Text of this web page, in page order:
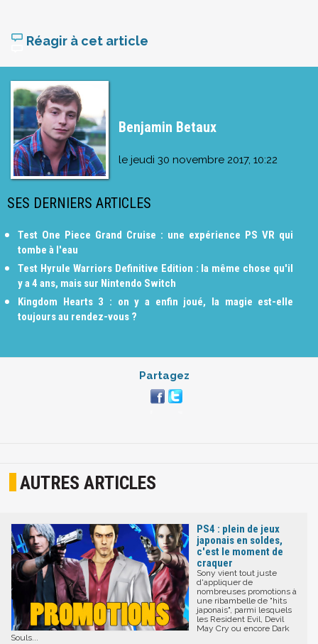
Réagir à cet article
Benjamin Betaux
le jeudi 30 novembre 2017, 10:22
SES DERNIERS ARTICLES
Test One Piece Grand Cruise : une expérience PS VR qui
tombe à l'eau
Test Hyrule Warriors Definitive Edition : la même chose qu'il
y a 4 ans, mais sur Nintendo Switch
Kingdom Hearts 3 : on y a enfin joué, la magie est-elle
toujours au rendez-vous ?
Partagez
AUTRES ARTICLES
PS4 : plein de jeux
japonais en soldes,
c'est le moment de
craquer
Sony vient tout juste
d'appliquer de
nombreuses promotions à
une ribambelle de "hits
japonais", parmi lesquels
les Resident Evil, Devil
May Cry ou encore Dark
Souls...